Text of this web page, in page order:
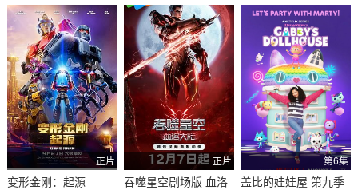
satomo,Nakazawa,野宫
一范,Kazunori,Nomiya,本
桥大辅,Motohashi,Daisuk
e
间俊哉 , 凉本秋穗 , 石原
夏织 , Lynn , 星祐树 , 三
上哲 , 铃木达央 , 花泽香
正片
变形金刚：起源
正片
吞噬星空剧场版 血洛
第6集
盖比的娃娃屋 第九季